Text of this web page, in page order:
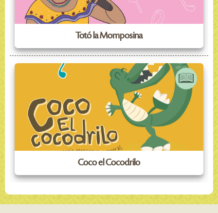
Totó la Momposina
Coco el Cocodrilo